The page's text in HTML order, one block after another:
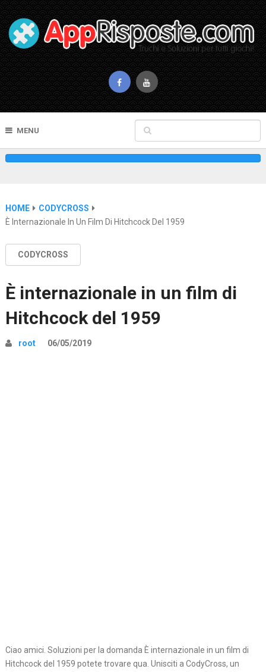
MENU
HOME
CODYCROSS
È Internazionale In Un Film Di Hitchcock Del 1959
CODYCROSS
È internazionale in un film di
Hitchcock del 1959
root 06/05/2019
Ciao amici. Soluzioni per la domanda È internazionale in un film di
Hitchcock del 1959 potete trovare qua. Unisciti a CodyCross, un